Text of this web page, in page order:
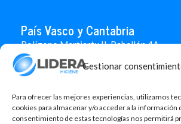
Gestionar
Para ofrecer las mejores experiencias, utilizamos
cookies para almacenar y/o acceder a la información
consentimiento de estas tecnologías nos permitirá
País Vasco y Cantabria
Polígono Martiartu II. Pabellón 4A
48480 Arrigorriaga
Bizkaia
666 451 184
info.paisvasco@liderahigiene.com